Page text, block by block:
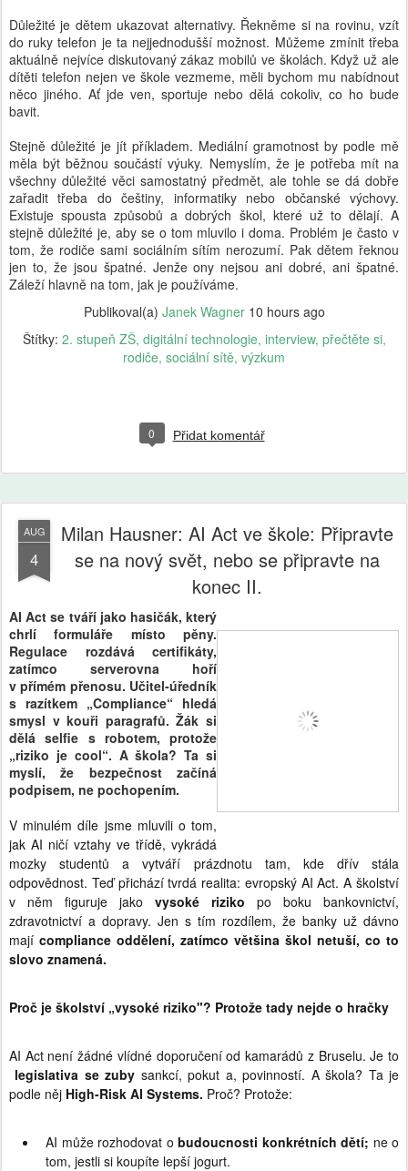
Důležité je dětem ukazovat alternativy. Řekněme si na rovinu, vzít
do ruky telefon je ta nejjednodušší možnost. Můžeme zmínit třeba
aktuálně nejvíce diskutovaný zákaz mobilů ve školách. Když už ale
dítěti telefon nejen ve škole vezmeme, měli bychom mu nabídnout
něco jiného. Ať jde ven, sportuje nebo dělá cokoliv, co ho bude
bavit.
Stejně důležité je jít příkladem. Mediální gramotnost by podle mě
měla být běžnou součástí výuky. Nemyslím, že je potřeba mít na
všechny důležité věci samostatný předmět, ale tohle se dá dobře
zařadit třeba do češtiny, informatiky nebo občanské výchovy.
Existuje spousta způsobů a dobrých škol, které už to dělají. A
stejně důležité je, aby se o tom mluvilo i doma. Problém je často v
tom, že rodiče sami sociálním sítím nerozumí. Pak dětem řeknou
jen to, že jsou špatné. Jenže ony nejsou ani dobré, ani špatné.
Záleží hlavně na tom, jak je používáme.
Publikoval(a) Janek Wagner 10 hours ago
Štítky: 2. stupeň ZŠ digitální technologie interview přečtěte si
rodiče sociální sítě výzkum
0 Přidat komentář
AUG
4
Milan Hausner: AI Act ve škole: Připravte
se na nový svět, nebo se připravte na
konec II.
AI Act se tváří jako hasičák, který
chrlí formuláře místo pěny.
Regulace rozdává certifikáty,
zatímco serverovna hoří
v přímém přenosu. Učitel‑úředník
s razítkem „Compliance“ hledá
smysl v kouři paragrafů. Žák si
dělá selfie s robotem, protože
„riziko je cool“. A škola? Ta si
myslí, že bezpečnost začíná
podpisem, ne pochopením.
V minulém díle jsme mluvili o tom,
jak AI ničí vztahy ve třídě, vykrádá
mozky studentů a vytváří prázdnotu tam, kde dřív stála
odpovědnost. Teď přichází tvrdá realita: evropský AI Act. A školství
v něm figuruje jako
vysoké riziko
po boku bankovnictví,
zdravotnictví a dopravy. Jen s tím rozdílem, že banky už dávno
mají compliance oddělení, zatímco většina škol netuší, co to
slovo znamená.
Proč je školství „vysoké riziko"? Protože tady nejde o hračky
AI Act není žádné vlídné doporučení od kamarádů z Bruselu. Je to
legislativa se zuby sankcí, pokut a, povinností. A škola? Ta je
podle něj High-Risk AI Systems. Proč? Protože:
AI může rozhodovat o budoucnosti konkrétních dětí; ne o
tom, jestli si koupíte lepší jogurt.